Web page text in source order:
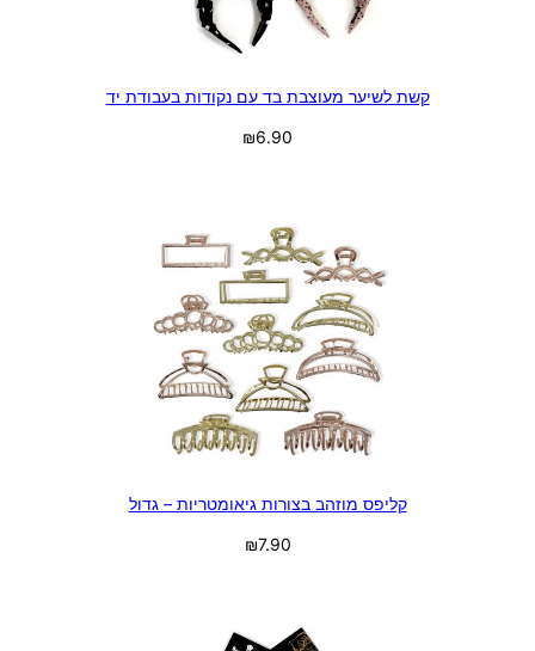
קשת לשיער מעוצבת בד עם נקודות בעבודת יד
₪6.90
קליפס מוזהב בצורות גיאומטריות – גדול
₪7.90